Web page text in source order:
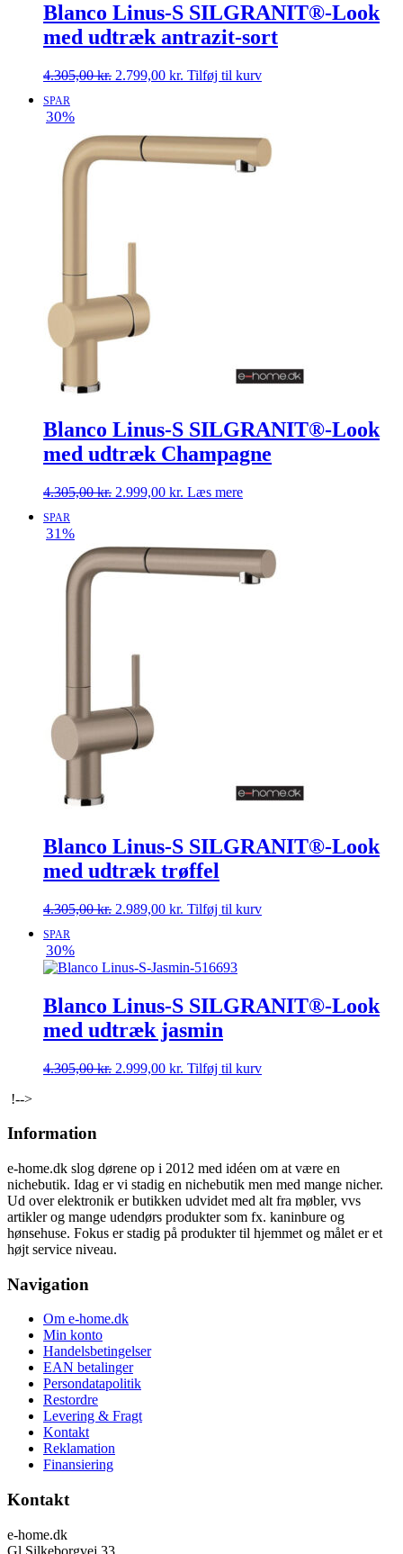
Blanco Linus-S SILGRANIT®-Look
med udtræk antrazit-sort
4.305,00kr. Den
4.305,00 kr..
2.799,00 kr. Den
2.799,00 kr..
Tilføj til kurv
SPAR
30%
Blanco Linus-S SILGRANIT®-Look
med udtræk Champagne
4.305,00kr. Den
4.305,00 kr..
2.999,00 kr. Den
2.999,00 kr..
Læs mere
SPAR
31%
Blanco Linus-S SILGRANIT®-Look
med udtræk trøffel
4.305,00kr. Den
4.305,00 kr..
2.989,00 kr. Den
2.989,00 kr..
Tilføj til kurv
SPAR
30%
Blanco Linus-S SILGRANIT®-Look
med udtræk jasmin
4.305,00kr. Den
2.999,00 kr. Den
Tilføj til kurv
!-->
Information
e-home.dk slog dørene op i 2012 med idéen om at være en
nichebutik. Idag er vi stadig en nichebutik men med mange nicher.
Ud over elektronik er butikken udvidet med alt fra møbler, vvs
artikler og mange udendørs produkter som fx. kaninbure og
hønsehuse. Fokus er stadig på produkter til hjemmet og målet er et
højt service niveau.
Navigation
Om e-home.dk
Min konto
Handelsbetingelser
EAN betalinger
Persondatapolitik
Restordre
Levering & Fragt
Kontakt
Reklamation
Finansiering
Kontakt
e-home.dk
Gl Silkeborgvej 33